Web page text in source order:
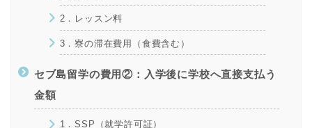
2．レッスン料
3．寮の滞在費用（食費含む）
セブ島留学の費用②：入学後に学校へ直接支払う
金額
1．SSP（就学許可証）